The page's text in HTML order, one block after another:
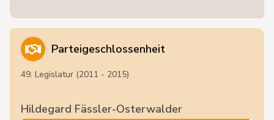
Parteigeschlossenheit
49. Legislatur (2011 - 2015)
Hildegard Fässler-Osterwalder